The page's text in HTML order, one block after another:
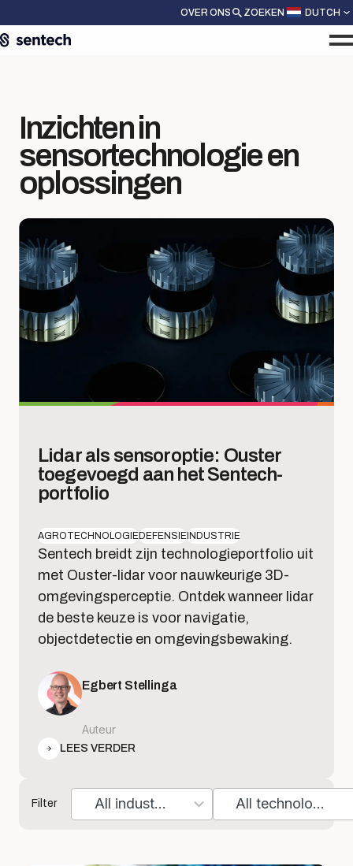
OVER ONS ZOEKEN DUTCH
Inzichten in
sensortechnologie en
oplossingen
Lidar als sensoroptie: Ouster
toegevoegd aan het Sentech-
portfolio
AGROTECHNOLOGIEDEFENSIEINDUSTRIE
Sentech breidt zijn technologieportfolio uit
met Ouster-lidar voor nauwkeurige 3D-
omgevingsperceptie. Ontdek wanneer lidar
de beste keuze is voor navigatie,
objectdetectie en omgevingsbewaking.
Egbert Stellinga
Auteur
LEES VERDER
Filter All industries All technologies